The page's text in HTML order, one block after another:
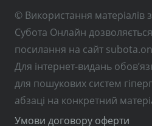
© Використання матеріалів
Субота Онлайн
посилання на сайт
Для інтернет-видань
для пошукових систем
абзаці на конкретний
Умови договору оферти